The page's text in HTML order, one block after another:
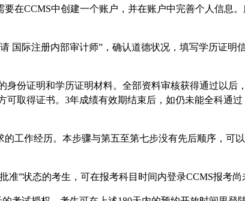
在CCMS中创建一个账户，并在账户中完善个人信息
国际注册内部审计师”，确认道德状况，填写学历证
份证明和学历证明材料。全部资料审核获得通过以后
取得证书。3年成绩有效期结束后，如仍未能全科通
工作经历。本步骤与第五至第七步没有先后顺序，可
”状态的考生，可在报考科目时间内登录CCMS报考